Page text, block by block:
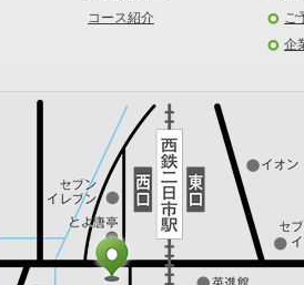
コース紹介
ご
企